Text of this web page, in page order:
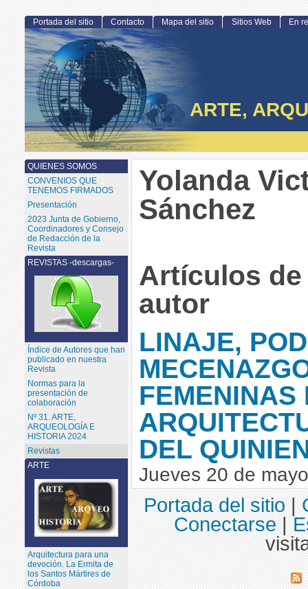
ARTE,
Yolanda
Sánchez
Artículos
autor
LINAJE,
FEMENINAS
DEL
Jueves 20 de
Portada del sitio Contacto Mapa del sitio Sitios Web En
QUIENES SOMOS
CONVENIOS QUE
TENEMOS FIRMADOS
Presentación
2023 Junta de Gobierno,
Coordinadores y Consejo
de Redacción de la
Revista
ARTE
Arquitectura para una
devoción. La Ermita de
los Santos Mártires de
Córdoba
REVISTAS -descargas-
Índice de Autores que han
publicado en nuestra
Revista
Normas para la
presentación de
colaboración
Nº 31. ARTE,
ARQUEOLOGÍA E
HISTORIA 2024
Revistas
Portada del sitio|
Conectarse|